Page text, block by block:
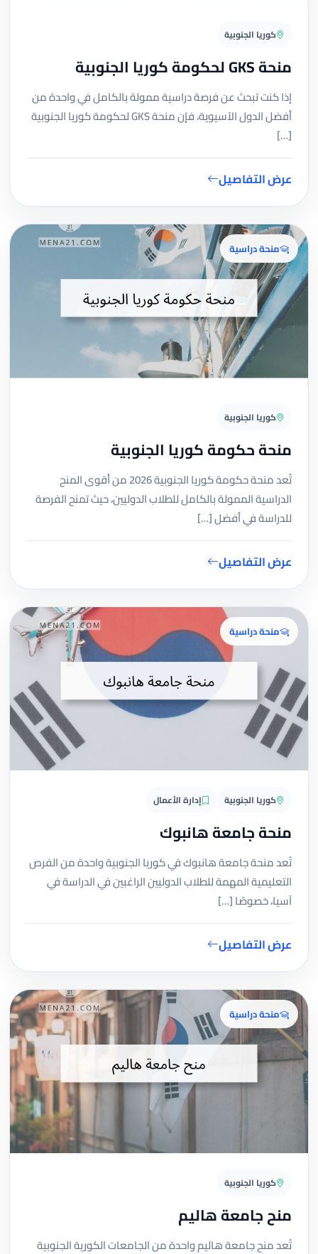
كوريا الجنوبية
منحة GKS لحكومة كوريا الجنوبية
إذا كنت تبحث عن فرصة دراسية ممولة بالكامل في واحدة من
أفضل الدول الآسيوية، فإن منحة GKS لحكومة كوريا الجنوبية
[…]
عرض التفاصيل
منحة دراسية
كوريا الجنوبية
منحة حكومة كوريا الجنوبية
تُعد منحة حكومة كوريا الجنوبية 2026 من أقوى المنح
الدراسية الممولة بالكامل للطلاب الدوليين، حيث تمنح الفرصة
للدراسة في أفضل […]
عرض التفاصيل
منحة دراسية
كوريا الجنوبية إدارة الأعمال
منحة جامعة هانبوك
تُعد منحة جامعة هانبوك في كوريا الجنوبية واحدة من الفرص
التعليمية المهمة للطلاب الدوليين الراغبين في الدراسة في
آسيا، خصوصًا […]
عرض التفاصيل
منحة دراسية
كوريا الجنوبية
منح جامعة هاليم
تُعد منح جامعة هاليم واحدة من الجامعات الكورية الجنوبية